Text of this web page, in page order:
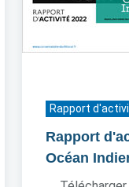
Rapport
Rapport
Océan